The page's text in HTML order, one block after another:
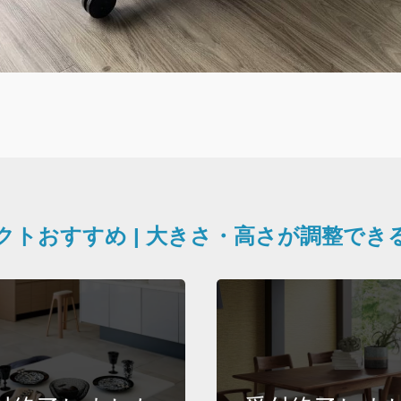
トおすすめ | 大きさ・高さが調整でき